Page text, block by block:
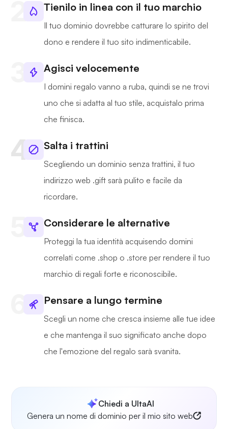
Tienilo in linea con il tuo marchio
Il tuo dominio dovrebbe catturare lo spirito del
dono e rendere il tuo sito indimenticabile.
Agisci velocemente
I domini regalo vanno a ruba, quindi se ne trovi
uno che si adatta al tuo stile, acquistalo prima
che finisca.
Salta i trattini
Scegliendo un dominio senza trattini, il tuo
indirizzo web .gift sarà pulito e facile da
ricordare.
Considerare le alternative
Proteggi la tua identità acquisendo domini
correlati come .shop o .store per rendere il tuo
marchio di regali forte e riconoscibile.
Pensare a lungo termine
Scegli un nome che cresca insieme alle tue idee
e che mantenga il suo significato anche dopo
che l'emozione del regalo sarà svanita.
Chiedi a UltaAI
Genera un nome di dominio per il mio sito web